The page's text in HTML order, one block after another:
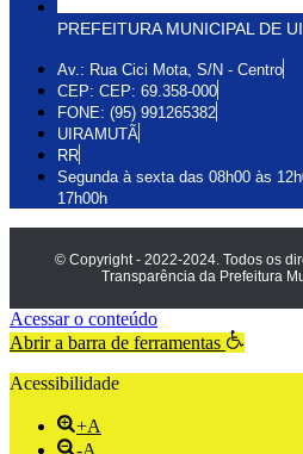
PREFEITURA MUNICIPAL DE
Av.: Rua Cici Mota, S/N - Centro
CEP: CEP: 69.358-000
FONE: (95) 991265382
UIRAMUTÃ
RR
Segunda à sexta das 08h00 às
17h00h
© Copyright - 2022-2024. Todos os
Transparência da Prefeitura
Acessar o conteúdo
Abrir a barra de ferramentas
Acessibilidade
+A
-A